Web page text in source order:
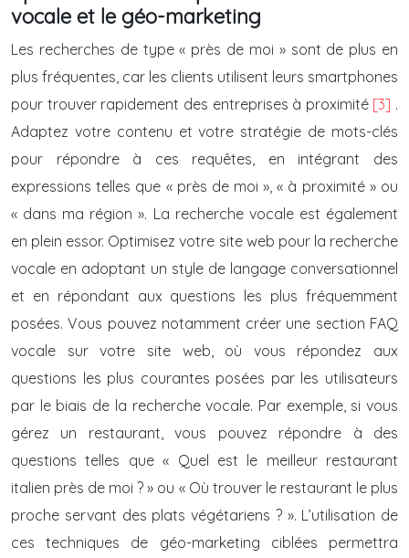
vocale et le géo-marketing
Les recherches de type « près de moi » sont de plus en
plus fréquentes, car les clients utilisent leurs smartphones
pour trouver rapidement des entreprises à proximité [3] .
Adaptez votre contenu et votre stratégie de mots-clés
pour répondre à ces requêtes, en intégrant des
expressions telles que « près de moi », « à proximité » ou
« dans ma région ». La recherche vocale est également
en plein essor. Optimisez votre site web pour la recherche
vocale en adoptant un style de langage conversationnel
et en répondant aux questions les plus fréquemment
posées. Vous pouvez notamment créer une section FAQ
vocale sur votre site web, où vous répondez aux
questions les plus courantes posées par les utilisateurs
par le biais de la recherche vocale. Par exemple, si vous
gérez un restaurant, vous pouvez répondre à des
questions telles que « Quel est le meilleur restaurant
italien près de moi ? » ou « Où trouver le restaurant le plus
proche servant des plats végétariens ? ». L’utilisation de
ces techniques de géo-marketing ciblées permettra